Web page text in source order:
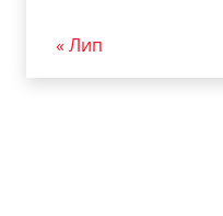
« Лип